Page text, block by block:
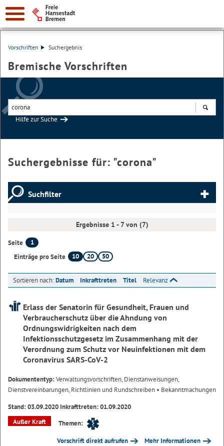
Vorschriften Suchergebnis
Bremische Vorschriften
Hilfe zur Suche
Suchergebnisse für: "corona"
Suchfilter
Ergebnisse 1 - 7 von (7)
Seite
1
Einträge pro Seite
10 20 50
Sortieren nach:Datum Inkrafttreten Titel Relevanz
Erlass der Senatorin für Gesundheit, Frauen und
Verbraucherschutz über die Ahndung von
Ordnungswidrigkeiten nach dem
Infektionsschutzgesetz im Zusammenhang mit der
Verordnung zum Schutz vor Neuinfektionen mit dem
Coronavirus SARS-CoV-2
Dokumententyp:Verwaltungsvorschriften, Dienstanweisungen,
Dienstvereinbarungen, Richtlinien und Rundschreiben • Bekanntmachungen
Stand: 03.09.2020 Inkrafttreten: 01.09.2020
Außer Kraft
Themen:
Vorschrift direkt aufrufen Mehr Informationen